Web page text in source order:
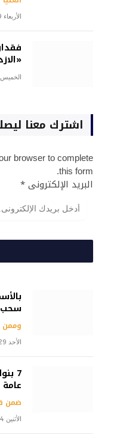
الأربعاء 29 رجب 1446هـ 29-1-2025م
الخميس 21 شعبان 1446هـ 20-2-2025م
اشترك معنا
browser to complete
this form.
البريد الإلكترونى*
سحب
وممن
الأحد 29 جمادى الأولى 1446هـ 1-12-2024م
ضمن
الأثنين 4 ذو الحجة 1445هـ 10-6-2024م